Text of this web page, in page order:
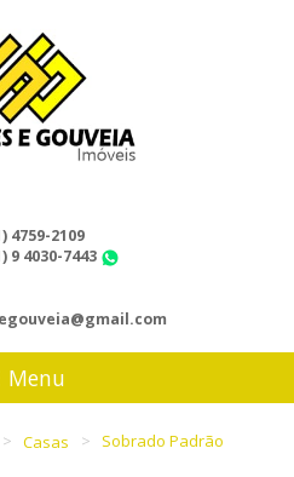
4759-2109
9 4030-7443
Menu
Casas Sobrado Padrão